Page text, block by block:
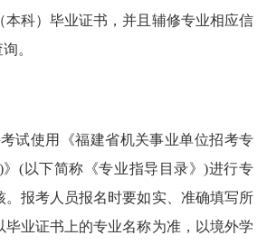
本科）毕业证书，并且辅修专业相应信
。
考试使用《福建省机关事业单位招考专
》(以下简称《专业指导目录》)进行专
。报考人员报名时要如实、准确填写所
毕业证书上的专业名称为准，以境外学